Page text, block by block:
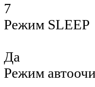
7
Режим SLEEP
Да
Режим